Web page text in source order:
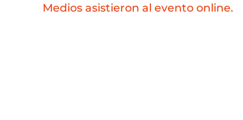
Medios asistieron al evento online.